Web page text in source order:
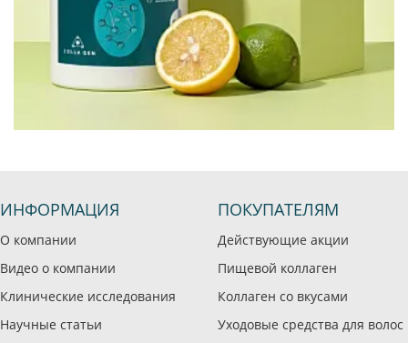
ИНФОРМАЦИЯ
О компании
Видео о компании
Клинические исследования
Научные статьи
ПОКУПАТЕЛЯМ
Действующие акции
Пищевой коллаген
Коллаген со вкусами
Уходовые средства для волос